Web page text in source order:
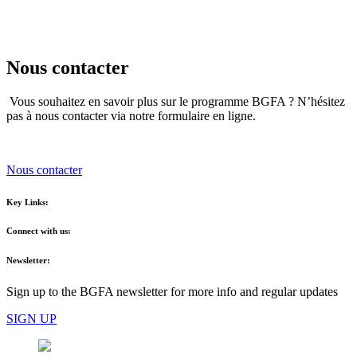
Nous contacter
Vous souhaitez en savoir plus sur le programme BGFA ? N’hésitez
pas à nous contacter via notre formulaire en ligne.
Nous contacter
Key Links:
Connect with us:
Newsletter:
Sign up to the BGFA newsletter for more info and regular updates
SIGN UP